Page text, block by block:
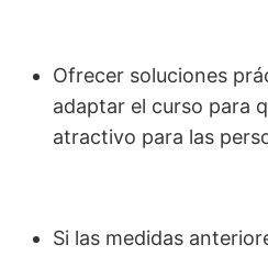
Ofrecer soluciones
adaptar el curso para
atractivo para las
Si las medidas